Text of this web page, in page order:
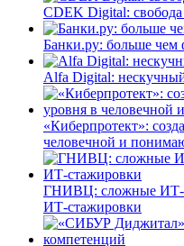
CDEK Digital: свобода
Банки.ру: больше чем
Alfa Digital:
«Киберпротект»:
человечной и
ГНИВЦ: сложные
ИТ‑стажировки